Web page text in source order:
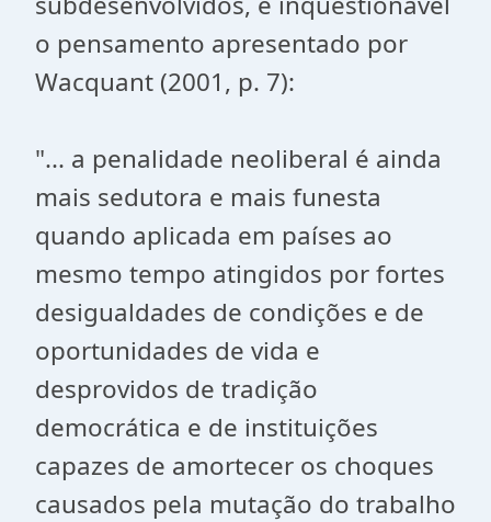
o pensamento apresentado por
Wacquant (2001, p. 7):
"... a penalidade neoliberal é ainda
mais sedutora e mais funesta
quando aplicada em países ao
mesmo tempo atingidos por fortes
desigualdades de condições e de
oportunidades de vida e
desprovidos de tradição
democrática e de instituições
capazes de amortecer os choques
causados pela mutação do trabalho